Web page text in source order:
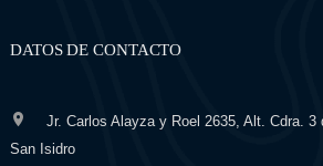
DATOS DE CONTACTO
Jr. Carlos Alayza y Roel 2635, Alt. Cdra. 3
San Isidro